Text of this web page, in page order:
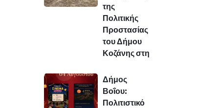
της
Πολιτικής
Προστασίας
του Δήμου
Κοζάνης στη
Δήμος
Βοΐου:
Πολιτιστικό